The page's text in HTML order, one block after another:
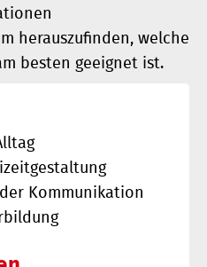
herauszufinden, welche
besten geeignet ist.
Kommunikation